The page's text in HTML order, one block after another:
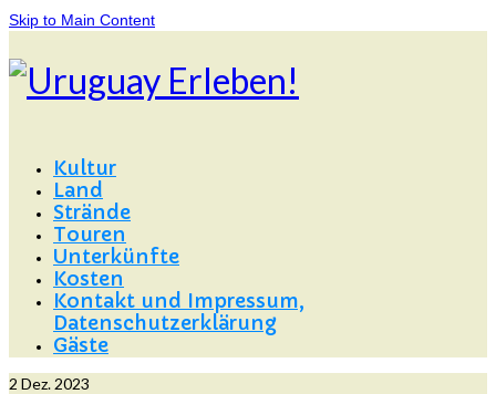
Skip to Main Content
Kultur
Land
Strände
Touren
Unterkünfte
Kosten
Kontakt und Impressum,
Datenschutzerklärung
Gäste
2 Dez. 2023